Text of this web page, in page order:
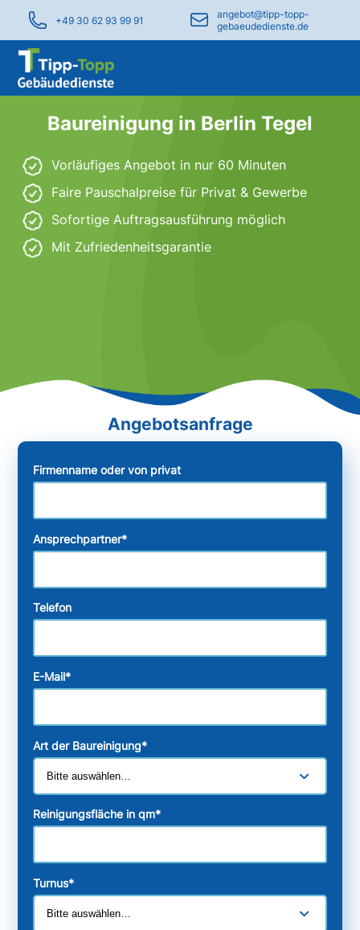
+49 30 62 93 99 91
angebot@tipp-topp-
gebaeudedienste.de
Baureinigung in Berlin Tegel
Vorläufiges Angebot in nur 60 Minuten
Faire Pauschalpreise für Privat & Gewerbe
Sofortige Auftragsausführung möglich
Mit Zufriedenheitsgarantie
Firmenname oder von privat
Ansprechpartner*
Telefon
E-Mail*
Art der Baureinigung*
Reinigungsfläche in qm*
Turnus*